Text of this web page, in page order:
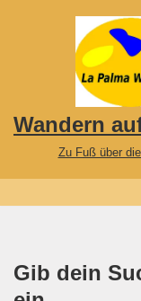
springen
Wandern
Zu Fuß über
Gib dein